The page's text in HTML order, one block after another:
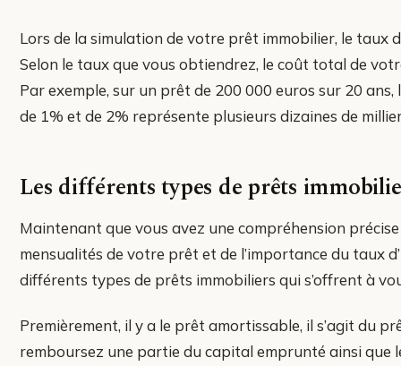
Lors de la simulation de votre prêt immobilier, le taux
Selon le taux que vous obtiendrez, le coût total de
Par exemple, sur un prêt de 200 000 euros sur 20
de 1% et de 2% représente plusieurs dizaines de
Les différents types de prêts
Maintenant que vous avez une compréhension
mensualités de votre prêt et de l’importance du taux
différents types de prêts immobiliers qui s’offrent à
Premièrement, il y a le prêt amortissable, il s’agit du
remboursez une partie du capital emprunté ainsi que